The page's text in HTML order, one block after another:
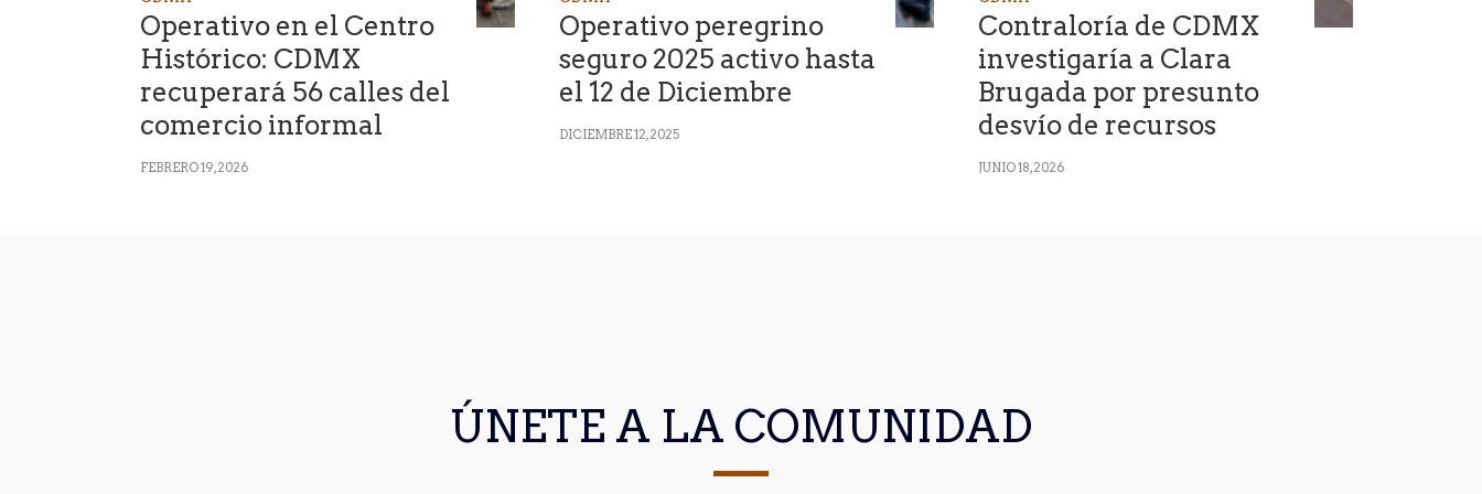
Operativo en el Centro
Histórico: CDMX
recuperará 56 calles del
comercio informal
FEBRERO 19, 2026
Operativo peregrino
seguro 2025 activo hasta
el 12 de Diciembre
DICIEMBRE 12, 2025
Contraloría de CDMX
investigaría a Clara
Brugada por presunto
desvío de recursos
JUNIO 18, 2026
ÚNETE A LA COMUNIDAD